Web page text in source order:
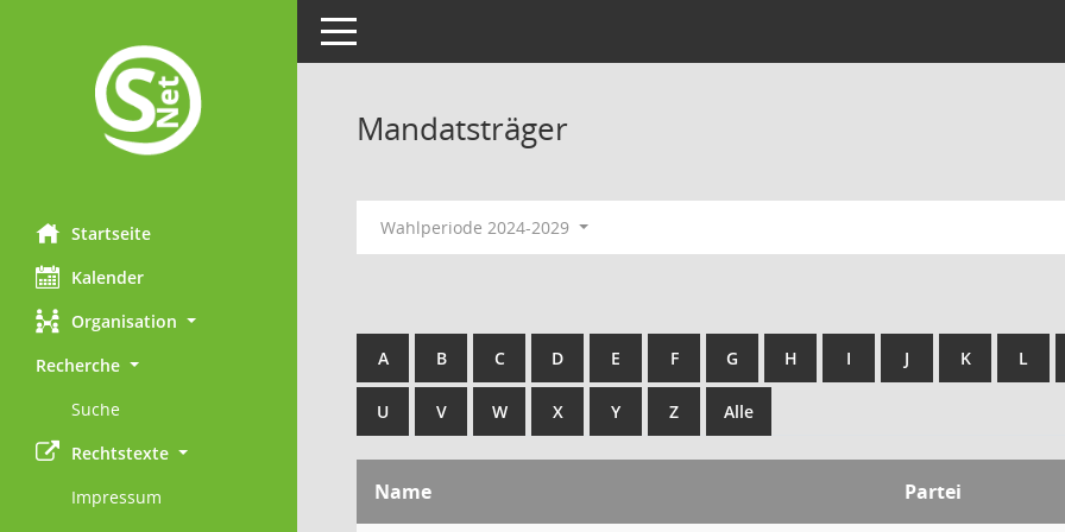
Startseite
Kalender
Organisation
Recherche
Suche
Rechtstexte
Impressum
Toggle navigation
Mandatsträger
Wahlperiode 2024-2029
A B C D E F G H I J K L
U V W X Y Z Alle
Name Partei